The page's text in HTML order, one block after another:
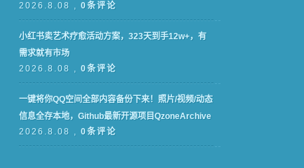
2026.8.08 , 0条评论
小红书卖艺术疗愈活动方案，323天到手12w+，有
需求就有市场
2026.8.08 , 0条评论
一键将你QQ空间全部内容备份下来！照片/视频/动态
信息全存本地，Github最新开源项目QzoneArchive
2026.8.08 , 0条评论